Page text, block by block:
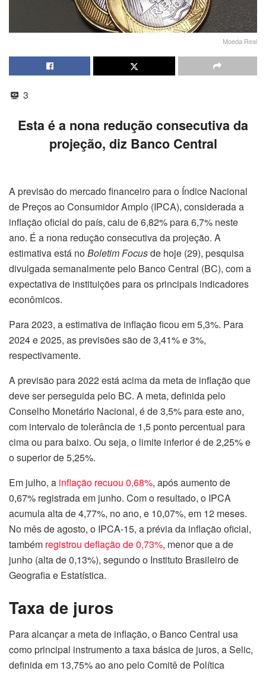
Moeda Real
3
Esta é a nona redução consecutiva da
projeção, diz Banco Central
A previsão do mercado financeiro para o Índice Nacional
de Preços ao Consumidor Amplo (IPCA), considerada a
inflação oficial do país, caiu de 6,82% para 6,7% neste
ano. É a nona redução consecutiva da projeção. A
estimativa está noBoletim Focusde hoje (29), pesquisa
divulgada semanalmente pelo Banco Central (BC), com a
expectativa de instituições para os principais indicadores
econômicos.
Para 2023, a estimativa de inflação ficou em 5,3%. Para
2024 e 2025, as previsões são de 3,41% e 3%,
respectivamente.
A previsão para 2022 está acima da meta de inflação que
deve ser perseguida pelo BC. A meta, definida pelo
Conselho Monetário Nacional, é de 3,5% para este ano,
com intervalo de tolerância de 1,5 ponto percentual para
cima ou para baixo. Ou seja, o limite inferior é de 2,25% e
o superior de 5,25%.
Em julho, a inflação recuou 0,68%, após aumento de
0,67% registrada em junho. Com o resultado, o IPCA
acumula alta de 4,77%, no ano, e 10,07%, em 12 meses.
No mês de agosto, o IPCA-15, a prévia da inflação oficial,
também registrou deflação de 0,73%, menor que a de
junho (alta de 0,13%), segundo o Instituto Brasileiro de
Geografia e Estatística.
Taxa de juros
Para alcançar a meta de inflação, o Banco Central usa
como principal instrumento a taxa básica de juros, a Selic,
definida em 13,75% ao ano pelo Comitê de Política